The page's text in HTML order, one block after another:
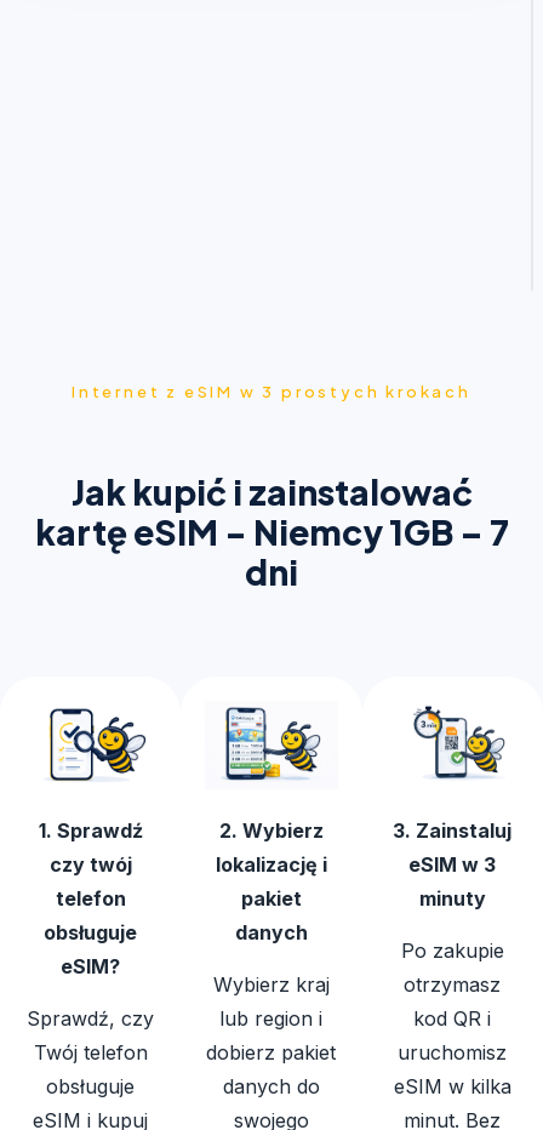
Internet z eSIM w 3 prostych krokach
Jak kupić i zainstalować
kartę eSIM - Niemcy 1GB – 7
dni
1. Sprawdź
czy twój
telefon
obsługuje
eSIM?
Sprawdź, czy
Twój telefon
obsługuje
eSIM i kupuj
2. Wybierz
lokalizację i
pakiet
danych
Wybierz kraj
lub region i
dobierz pakiet
danych do
swojego
3. Zainstaluj
eSIM w 3
minuty
Po zakupie
otrzymasz
kod QR i
uruchomisz
eSIM w kilka
minut. Bez